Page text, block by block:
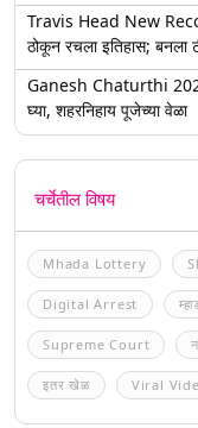
Travis Head New
ठोकून रचला इतिहास; बनला
Ganesh Chaturthi
घ्या, शहरनिहाय पूजेच्या वेळा
चर्चेतील विषय
Mhada Lottery
Digital Arrest
Supreme Court
इतर खेळ Viral